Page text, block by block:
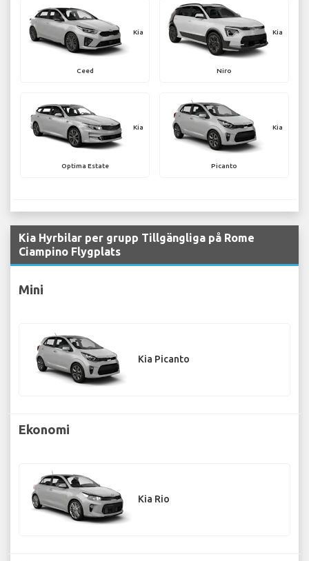
Kia
Ceed
Kia
Niro
Kia
Optima Estate
Kia
Picanto
Kia Hyrbilar per grupp Tillgängliga på Rome
Ciampino Flygplats
Mini
Kia Picanto
Ekonomi
Kia Rio